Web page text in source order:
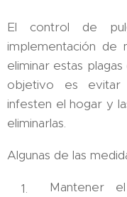
El control de
implementación de
eliminar estas
objetivo es evitar
infesten el hogar y
eliminarlas.
Algunas de las
Mantener